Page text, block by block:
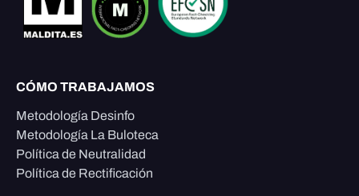
CÓMO TRABAJAMOS
Metodología Desinfo
Metodología La Buloteca
Política de Neutralidad
Política de Rectificación